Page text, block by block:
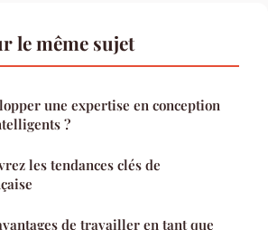
le même sujet
une expertise en conception
?
les tendances clés de
de travailler en tant que